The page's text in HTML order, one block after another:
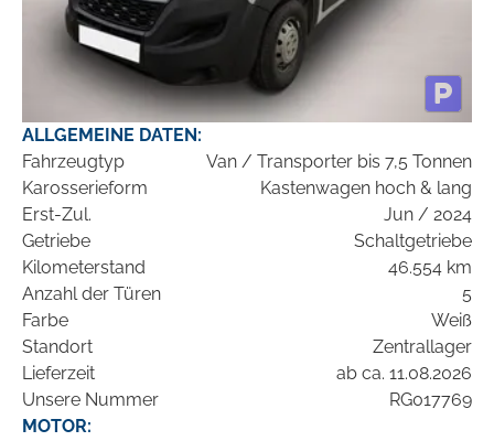
ALLGEMEINE DATEN:
Fahrzeugtyp
Van / Transporter bis 7,5 Tonnen
Karosserieform
Kastenwagen hoch & lang
Erst-Zul.
Jun / 2024
Getriebe
Schaltgetriebe
Kilometerstand
46.554 km
Anzahl der Türen
5
Farbe
Weiß
Standort
Zentrallager
Lieferzeit
ab ca. 11.08.2026
Unsere Nummer
RG017769
MOTOR: